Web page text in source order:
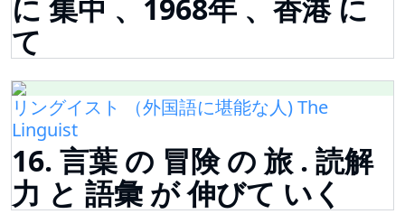
に 集中 、1968年 、香港 に
て
リングイスト （外国語に堪能な人) The
Linguist
16. 言葉 の 冒険 の 旅 . 読解
力 と 語彙 が 伸びて いく